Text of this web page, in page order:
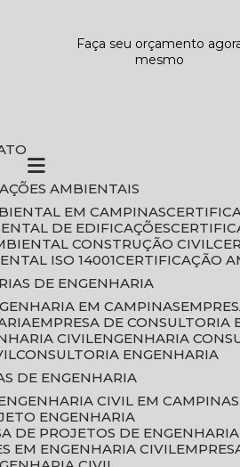
Faça seu orçamento
mesmo
AMBIENTAIS
EM CAMPINAS
DE EDIFICAÇÕES
CONSTRUÇÃO CIVIL
ISO 14001
CERTIFICAÇÃO
DE ENGENHARIA
EM CAMPINAS
EMPRESA DE
CIVIL ENGENHARIA
CONSULTORIA ENGENHARIA
DE ENGENHARIA
ENGENHARIA CIVIL EM CAMPINAS
ENGENHARIA
DE PROJETOS DE
EM ENGENHARIA CIVIL